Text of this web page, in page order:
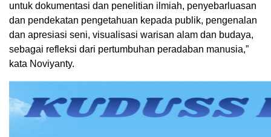
untuk dokumentasi dan penelitian ilmiah, penyebarluasan
dan pendekatan pengetahuan kepada publik, pengenalan
dan apresiasi seni, visualisasi warisan alam dan budaya,
sebagai refleksi dari pertumbuhan peradaban manusia,”
kata Noviyanty.